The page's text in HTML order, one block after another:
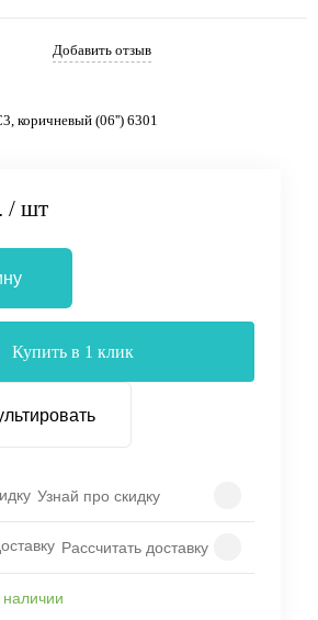
Добавить отзыв
коричневый (06'') 6301
/ шт
Купить в 1 клик
Узнай про скидку
Рассчитать доставку
наличии